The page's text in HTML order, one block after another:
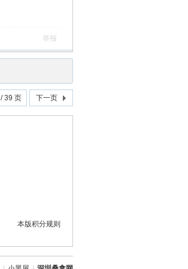
举报
/ 39 页 下一页
本版积分规则